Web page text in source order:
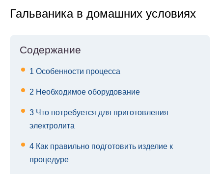
Гальваника в домашних условиях
Содержание
1 Особенности процесса
2 Необходимое оборудование
3 Что потребуется для приготовления
электролита
4 Как правильно подготовить изделие к
процедуре